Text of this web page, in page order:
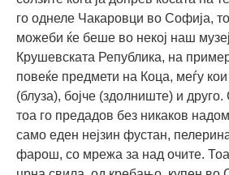
го однеле Чакаровци во Софија,
можеби ќе беше во некој наш
Крушевската Република, на
повеќе предмети на Коца, меѓу
(блуза), бојче (здолниште) и
тоа го предадов без никаков
само еден нејзин фустан,
фарош, со мрежа за над очите.